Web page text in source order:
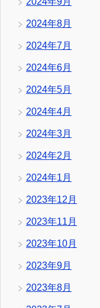
2024年8月
2024年7月
2024年6月
2024年5月
2024年4月
2024年3月
2024年2月
2024年1月
2023年12月
2023年11月
2023年10月
2023年9月
2023年8月